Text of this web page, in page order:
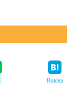
Hatena